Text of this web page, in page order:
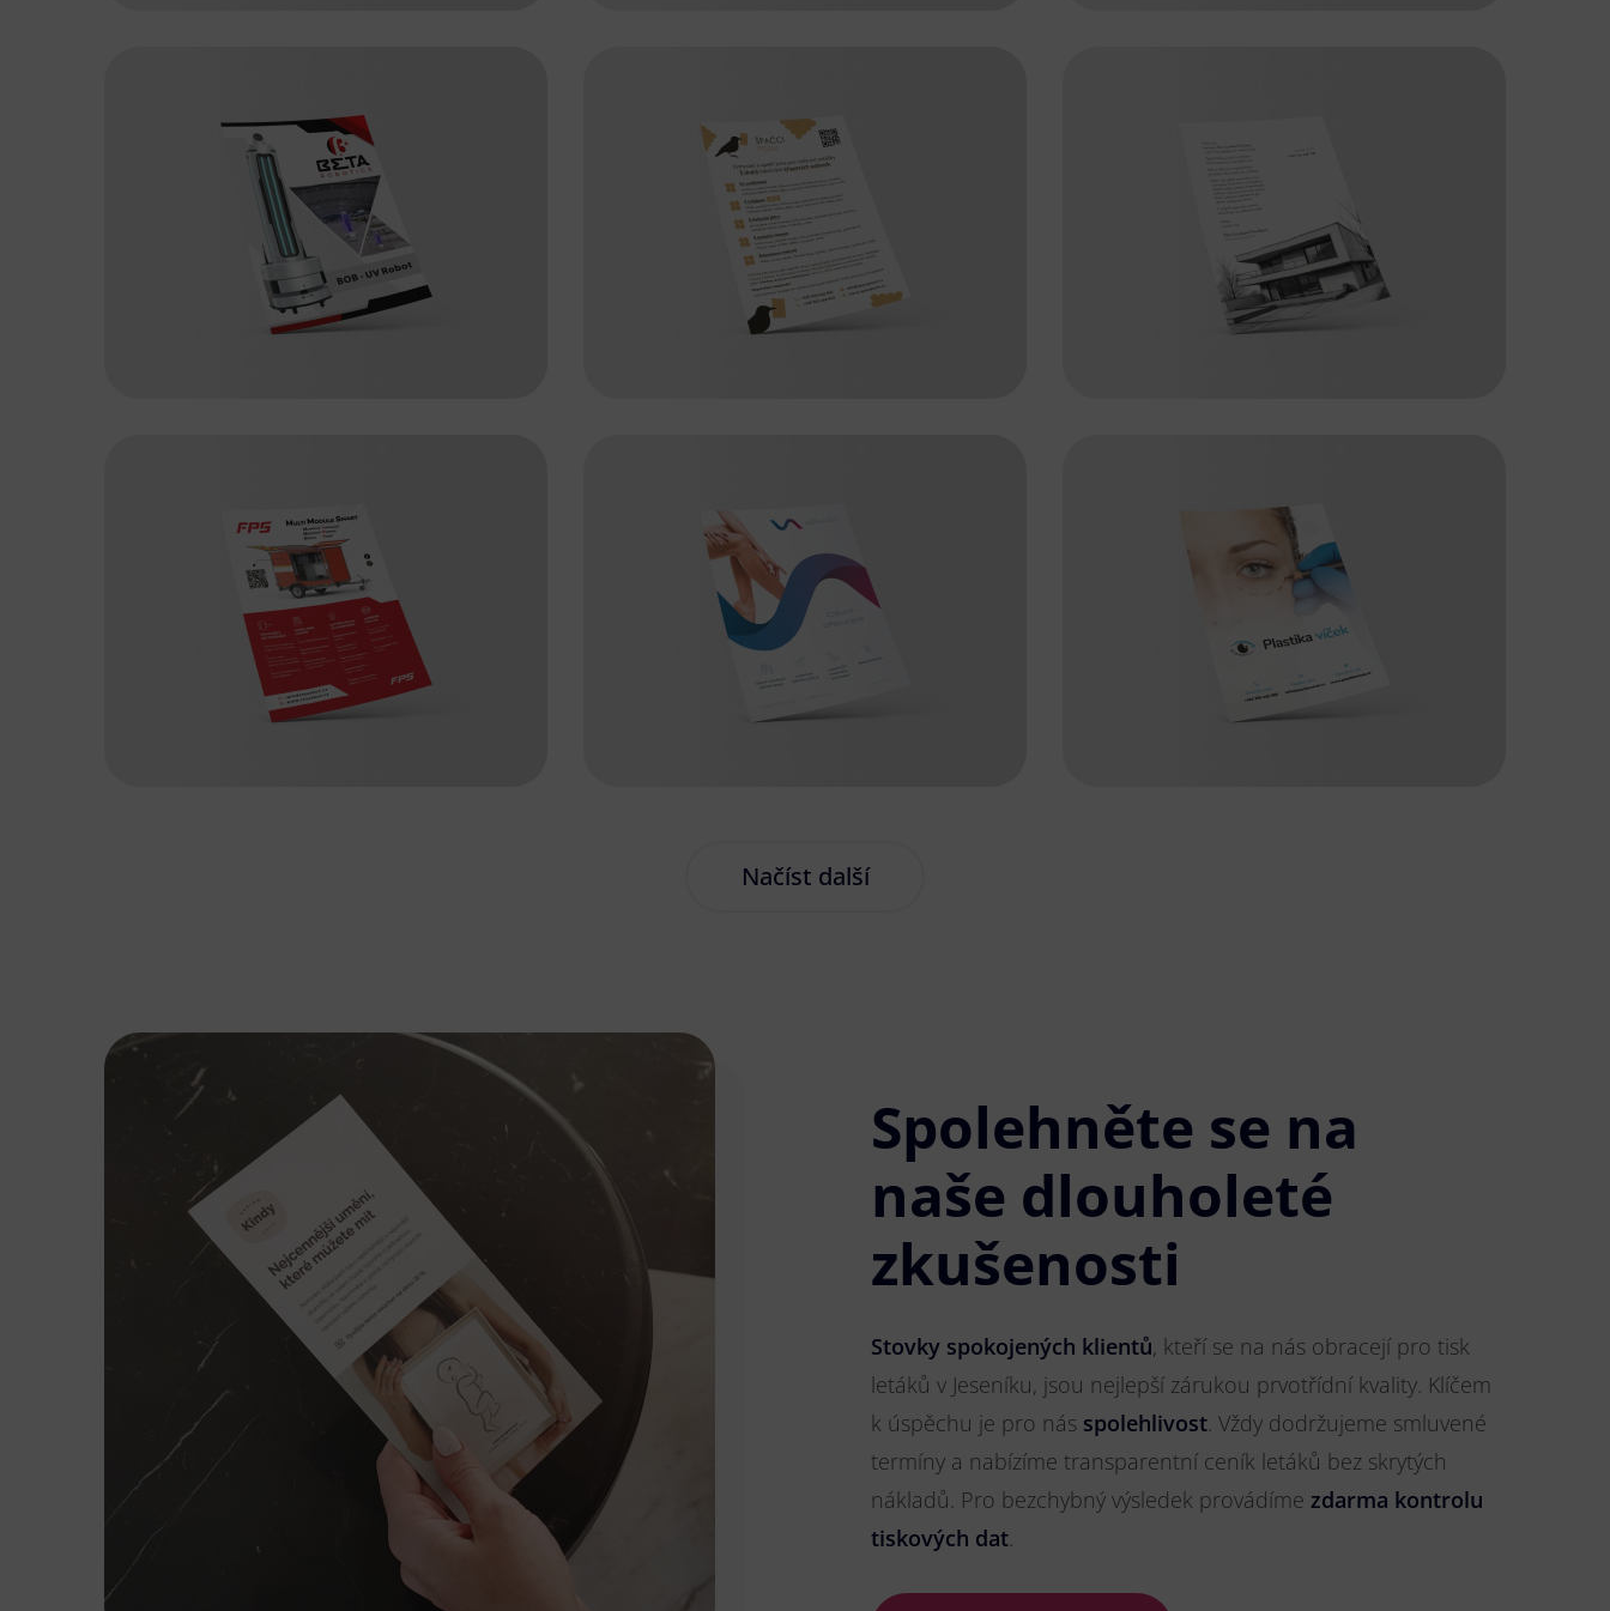
Načíst další
Spolehněte se na
naše dlouholeté
zkušenosti
Stovky spokojených klientů, kteří se na nás obracejí pro tisk
letáků v Jeseníku, jsou nejlepší zárukou prvotřídní kvality. Klíčem
k úspěchu je pro nás spolehlivost. Vždy dodržujeme smluvené
termíny a nabízíme transparentní ceník letáků bez skrytých
nákladů. Pro bezchybný výsledek provádíme zdarma kontrolu
tiskových dat.